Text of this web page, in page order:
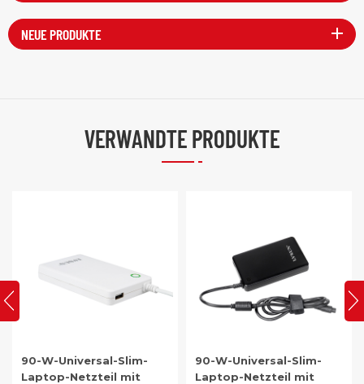
NEUE PRODUKTE
VERWANDTE PRODUKTE
90-W-Universal-Slim-
Laptop-Netzteil mit
90W Universal-LCD-
Display-Laptop-